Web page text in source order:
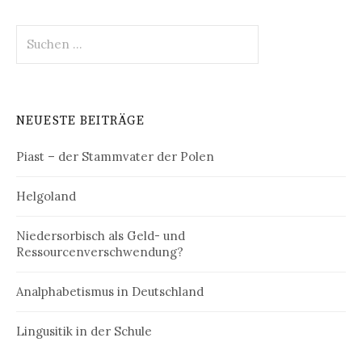
nach:
NEUESTE BEITRÄGE
Piast – der Stammvater der Polen
Helgoland
Niedersorbisch als Geld- und
Ressourcenverschwendung?
Analphabetismus in Deutschland
Lingusitik in der Schule